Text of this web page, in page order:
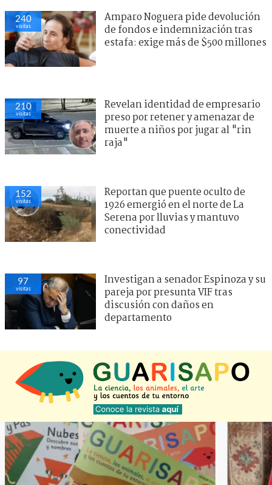
240
visitas
Amparo Noguera pide devolución
de fondos e indemnización tras
estafa: exige más de $500 millones
210
visitas
Revelan identidad de empresario
preso por retener y amenazar de
muerte a niños por jugar al "rin
raja"
152
visitas
Reportan que puente oculto de
1926 emergió en el norte de La
Serena por lluvias y mantuvo
conectividad
97
visitas
Investigan a senador Espinoza y su
pareja por presunta VIF tras
discusión con daños en
departamento